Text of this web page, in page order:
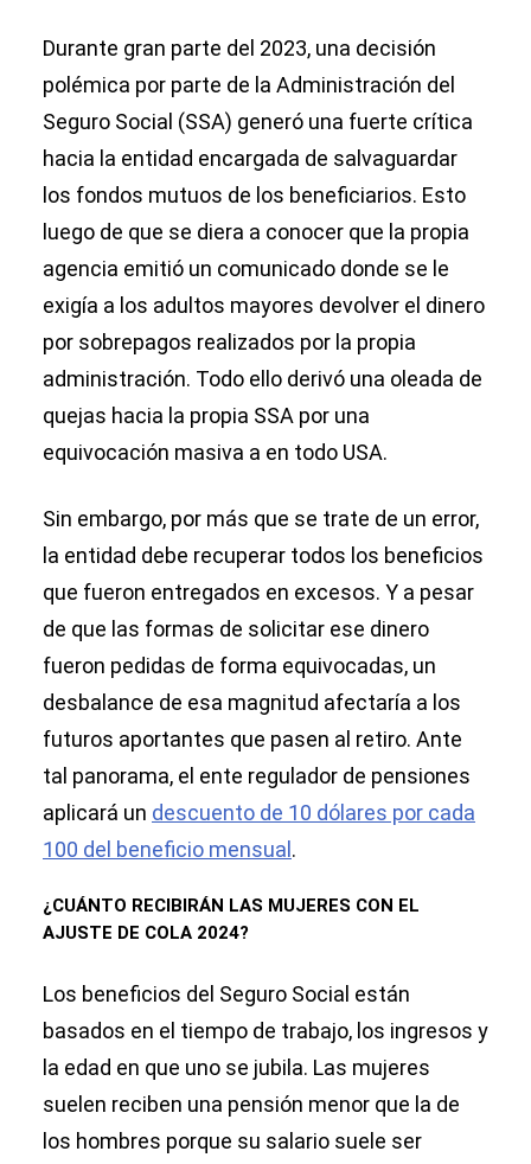
Durante gran parte del 2023, una decisión
polémica por parte de la Administración del
Seguro Social (SSA) generó una fuerte crítica
hacia la entidad encargada de salvaguardar
los fondos mutuos de los beneficiarios. Esto
luego de que se diera a conocer que la propia
agencia emitió un comunicado donde se le
exigía a los adultos mayores devolver el dinero
por sobrepagos realizados por la propia
administración. Todo ello derivó una oleada de
quejas hacia la propia SSA por una
equivocación masiva a en todo USA.
Sin embargo, por más que se trate de un error,
la entidad debe recuperar todos los beneficios
que fueron entregados en excesos. Y a pesar
de que las formas de solicitar ese dinero
fueron pedidas de forma equivocadas, un
desbalance de esa magnitud afectaría a los
futuros aportantes que pasen al retiro. Ante
tal panorama, el ente regulador de pensiones
aplicará un descuento de 10 dólares por cada
100 del beneficio mensual .
¿CUÁNTO RECIBIRÁN LAS MUJERES CON EL
AJUSTE DE COLA 2024?
Los beneficios del Seguro Social están
basados en el tiempo de trabajo, los ingresos y
la edad en que uno se jubila. Las mujeres
suelen reciben una pensión menor que la de
los hombres porque su salario suele ser